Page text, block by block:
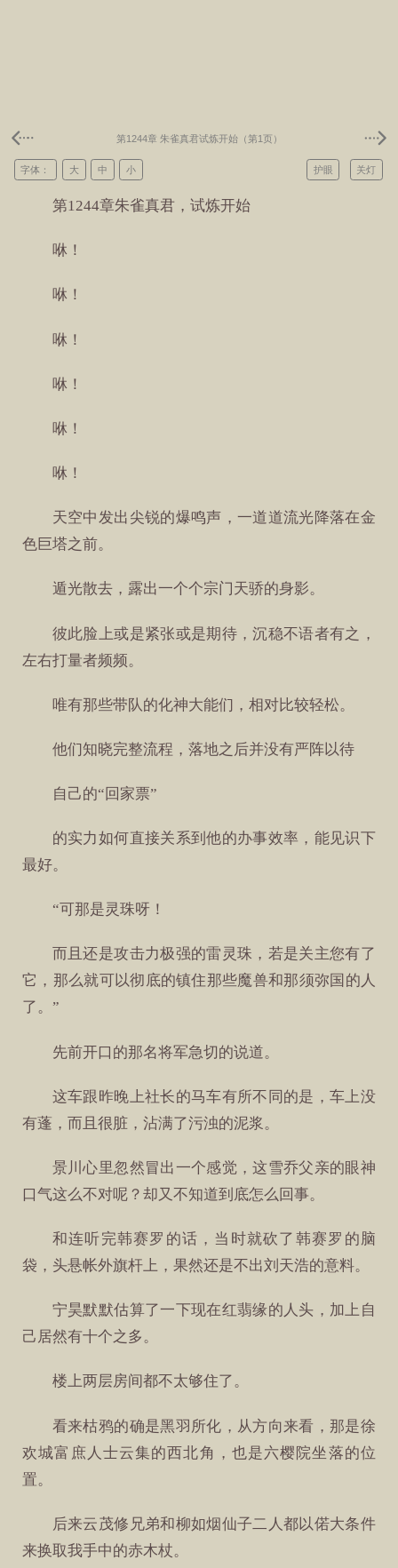
第1244章 朱雀真君试炼开始（第1页）
关灯
护眼
字体： 大 中 小
第1244章朱雀真君，试炼开始
咻！
咻！
咻！
咻！
咻！
咻！
天空中发出尖锐的爆鸣声，一道道流光降落在金
色巨塔之前。
遁光散去，露出一个个宗门天骄的身影。
彼此脸上或是紧张或是期待，沉稳不语者有之，
左右打量者频频。
唯有那些带队的化神大能们，相对比较轻松。
他们知晓完整流程，落地之后并没有严阵以待
自己的“回家票”
的实力如何直接关系到他的办事效率，能见识下
最好。
“可那是灵珠呀！
而且还是攻击力极强的雷灵珠，若是关主您有了
它，那么就可以彻底的镇住那些魔兽和那须弥国的人
了。”
先前开口的那名将军急切的说道。
这车跟昨晚上社长的马车有所不同的是，车上没
有蓬，而且很脏，沾满了污浊的泥浆。
景川心里忽然冒出一个感觉，这雪乔父亲的眼神
口气这么不对呢？却又不知道到底怎么回事。
和连听完韩赛罗的话，当时就砍了韩赛罗的脑
袋，头悬帐外旗杆上，果然还是不出刘天浩的意料。
宁昊默默估算了一下现在红翡缘的人头，加上自
己居然有十个之多。
楼上两层房间都不太够住了。
看来枯鸦的确是黑羽所化，从方向来看，那是徐
欢城富庶人士云集的西北角，也是六樱院坐落的位
置。
后来云茂修兄弟和柳如烟仙子二人都以偌大条件
来换取我手中的赤木杖。